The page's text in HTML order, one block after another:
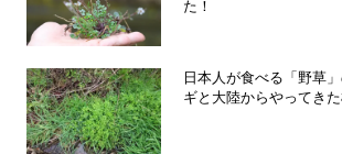
た！
日本人が食べる「野草
ギと大陸からやってき